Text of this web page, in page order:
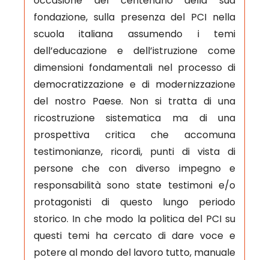
fondazione, sulla presenza del PCI nella
scuola italiana assumendo i temi
dell’educazione e dell’istruzione come
dimensioni fondamentali nel processo di
democratizzazione e di modernizzazione
del nostro Paese. Non si tratta di una
ricostruzione sistematica ma di una
prospettiva critica che accomuna
testimonianze, ricordi, punti di vista di
persone che con diverso impegno e
responsabilità sono state testimoni e/o
protagonisti di questo lungo periodo
storico. In che modo la politica del PCI su
questi temi ha cercato di dare voce e
potere al mondo del lavoro tutto, manuale